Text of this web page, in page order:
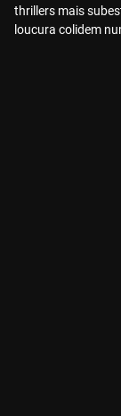
thrillers mais
loucura colidem